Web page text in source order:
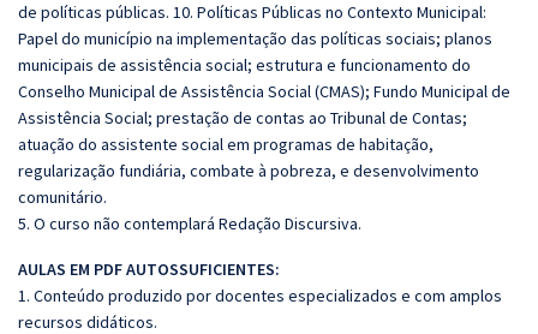
de políticas públicas. 10. Políticas Públicas no Contexto Municipal:
Papel do município na implementação das políticas sociais; planos
municipais de assistência social; estrutura e funcionamento do
Conselho Municipal de Assistência Social (CMAS); Fundo Municipal de
Assistência Social; prestação de contas ao Tribunal de Contas;
atuação do assistente social em programas de habitação,
regularização fundiária, combate à pobreza, e desenvolvimento
comunitário.
5. O curso não contemplará Redação Discursiva.
AULAS EM PDF AUTOSSUFICIENTES:
1. Conteúdo produzido por docentes especializados e com amplos
recursos didáticos.